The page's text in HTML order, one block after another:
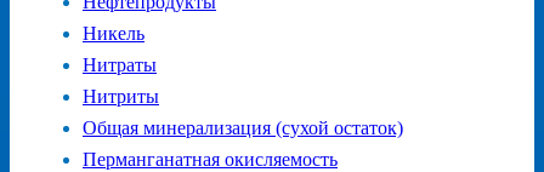
Никель
Нитраты
Нитриты
Общая минерализация (сухой остаток)
Перманганатная окисляемость